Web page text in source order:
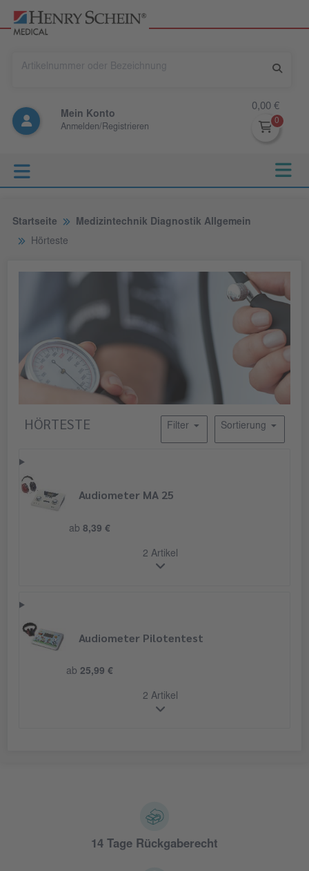
Mein Konto
Anmelden/Registrieren
0,00 €
Startseite
Medizintechnik Diagnostik Allgemein
Hörteste
HÖRTESTE Sortierung
Filter
Audiometer MA 25
ab 8,39 €
2 Artikel
Audiometer Pilotentest
ab 25,99 €
2 Artikel
14 Tage Rückgaberecht